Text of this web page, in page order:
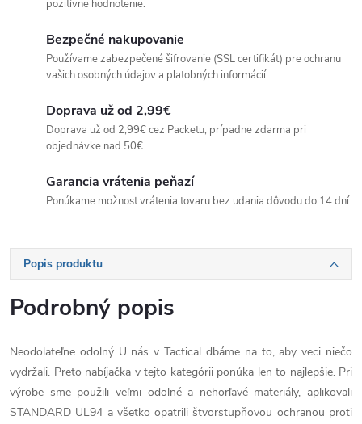
pozitívne hodnotenie.
Bezpečné nakupovanie
Používame zabezpečené šifrovanie (SSL certifikát) pre ochranu
vašich osobných údajov a platobných informácií.
Doprava už od 2,99€
Doprava už od 2,99€ cez Packetu, prípadne zdarma pri
objednávke nad 50€.
Garancia vrátenia peňazí
Ponúkame možnosť vrátenia tovaru bez udania dôvodu do 14 dní.
Popis produktu
Podrobný popis
Neodolateľne odolný U nás v Tactical dbáme na to, aby veci niečo
vydržali. Preto nabíjačka v tejto kategórii ponúka len to najlepšie. Pri
výrobe sme použili veľmi odolné a nehorľavé materiály, aplikovali
STANDARD UL94 a všetko opatrili štvorstupňovou ochranou proti